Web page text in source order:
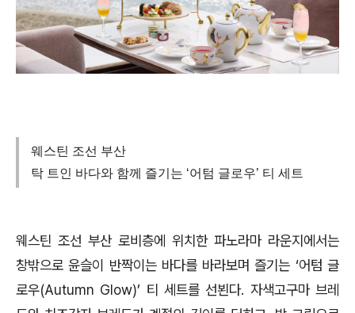
웨스틴 조선 부산
탁 트인 바다와 함께 즐기는 ‘어텀 글로우’ 티 세트
웨스틴 조선 부산 로비층에 위치한 파노라마 라운지에서는
창밖으로 윤슬이 반짝이는 바다를 바라보며 즐기는 ‘어텀 글
로우(Autumn Glow)’ 티 세트를 선뵌다. 자색고구마 브레